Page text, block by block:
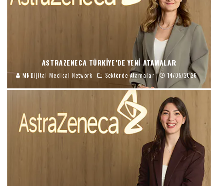
ASTRAZENECA TÜRKIYE’DE YENI ATAMALAR
MNDijital Medical Network Sektörde Atamalar 14/05/2026